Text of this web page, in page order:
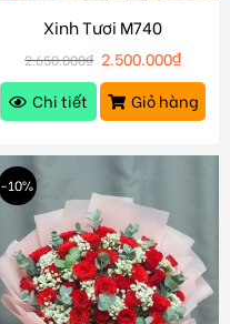
Xinh Tươi M740
2.650.000₫ 2.500.000₫
Chi tiết
Giỏ hàng
-10%